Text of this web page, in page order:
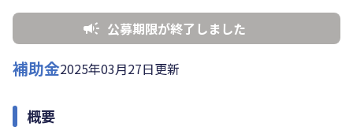
公募期限が終了しました
補助金2025年03月27日更新
概要